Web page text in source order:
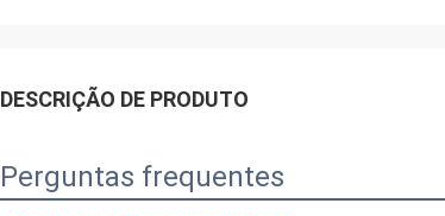
DESCRIÇÃO DE PRODUTO
Perguntas frequentes